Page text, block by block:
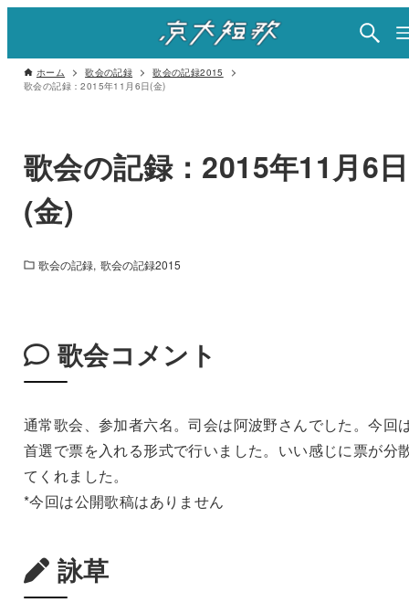
ホーム 歌会の記録
歌会の記録2015
歌会の記録：2015年11月6日(金)
歌会の記録：2015年11月6日
(金)
歌会の記録 歌会の記録2015
歌会コメント
通常歌会、参加者六名。司会は阿波野さんでした。今回
首選で票を入れる形式で行いました。いい感じに票が分
てくれました。
*今回は公開歌稿はありません
詠草